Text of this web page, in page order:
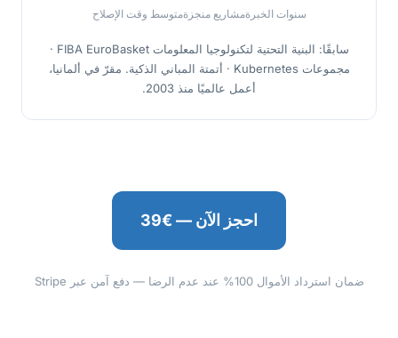
سنوات الخبرةمشاريع منجزةمتوسط وقت الإصلاح
سابقًا: البنية التحتية لتكنولوجيا المعلومات FIBA EuroBasket ·
مجموعات Kubernetes · أتمتة المباني الذكية. مقرّ في ألمانيا،
أعمل عالميًا منذ 2003.
احجز الآن — €39
ضمان استرداد الأموال 100% عند عدم الرضا — دفع آمن عبر Stripe